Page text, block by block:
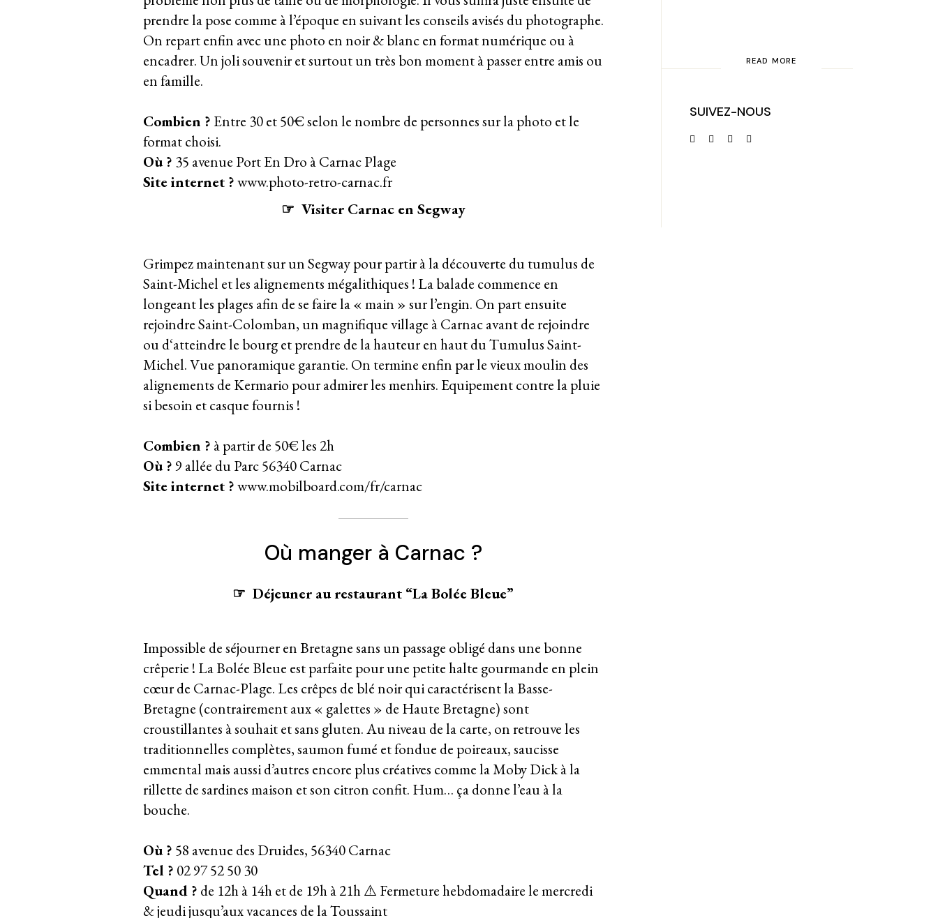
prendre la pose comme à l’époque en suivant les conseils avisés du photographe.
On repart enfin avec une photo en noir & blanc en format numérique ou à
encadrer. Un joli souvenir et surtout un très bon moment à passer entre amis ou
en famille.
Combien ? Entre 30 et 50€ selon le nombre de personnes sur la photo et le
format choisi.
Où ? 35 avenue Port En Dro à Carnac Plage
Site internet ?www.photo-retro-carnac.fr
☞ Visiter Carnac en Segway
Grimpez maintenant sur un Segway pour partir à la découverte du tumulus de
Saint-Michel et les alignements mégalithiques ! La balade commence en
longeant les plages afin de se faire la « main » sur l’engin. On part ensuite
rejoindre Saint-Colomban, un magnifique village à Carnac avant de rejoindre
ou d‘atteindre le bourg et prendre de la hauteur en haut du Tumulus Saint-
Michel. Vue panoramique garantie. On termine enfin par le vieux moulin des
alignements de Kermario pour admirer les menhirs. Equipement contre la pluie
si besoin et casque fournis !
Combien ? à partir de 50€ les 2h
Où ?9 allée du Parc 56340 Carnac
Site internet ?www.mobilboard.com/fr/carnac
Où manger à Carnac ?
☞ Déjeuner au restaurant “La Bolée Bleue”
Impossible de séjourner en Bretagne sans un passage obligé dans une bonne
crêperie ! La Bolée Bleue est parfaite pour une petite halte gourmande en plein
cœur de Carnac-Plage. Les crêpes de blé noir qui caractérisent la Basse-
Bretagne (contrairement aux « galettes » de Haute Bretagne) sont
croustillantes à souhait et sans gluten. Au niveau de la carte, on retrouve les
traditionnelles complètes, saumon fumé et fondue de poireaux, saucisse
emmental mais aussi d’autres encore plus créatives comme la Moby Dick à la
rillette de sardines maison et son citron confit. Hum… ça donne l’eau à la
bouche.
Où ? 58 avenue des Druides, 56340 Carnac
Tel ? 02 97 52 50 30
Quand ? de 12h à 14h et de 19h à 21h ⚠️ Fermeture hebdomadaire le mercredi
& jeudi jusqu’aux vacances de la Toussaint
READ MORE
SUIVEZ-NOUS